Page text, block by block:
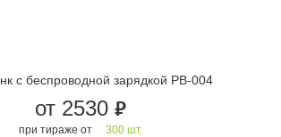
с беспроводной зарядкой PB-004
от 2530 руб.
при тираже от 300 шт.